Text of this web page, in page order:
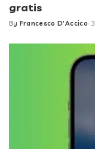
gratis
Posted
By Francesco D'Accico